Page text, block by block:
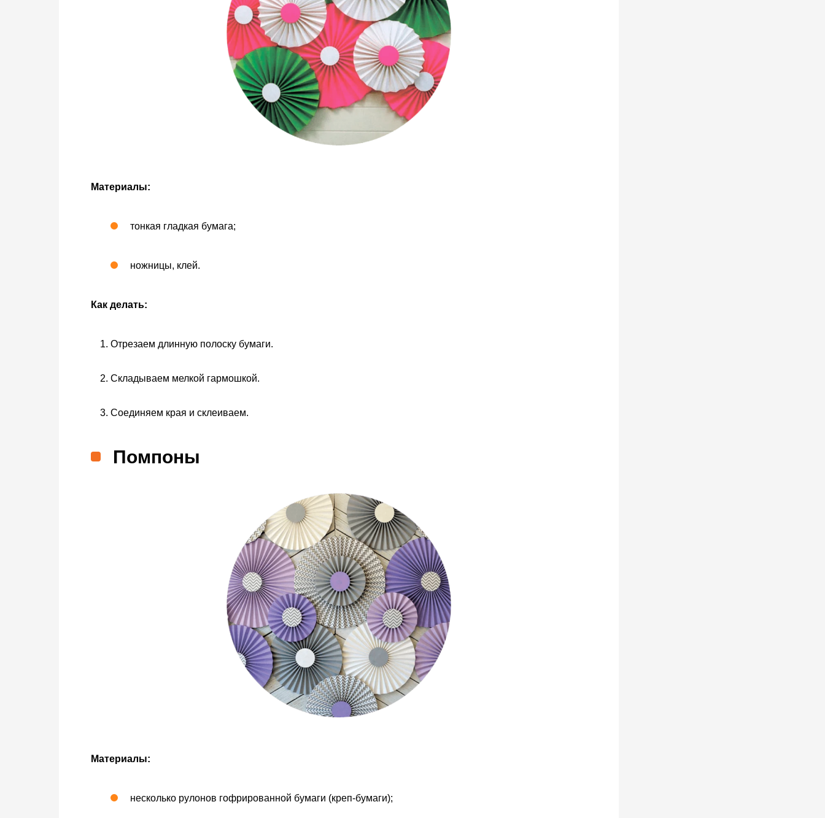
Материалы:
тонкая гладкая бумага;
ножницы, клей.
Как делать:
Отрезаем длинную полоску бумаги.
Складываем мелкой гармошкой.
Соединяем края и склеиваем.
Помпоны
Материалы:
несколько рулонов гофрированной бумаги (креп-бумаги);